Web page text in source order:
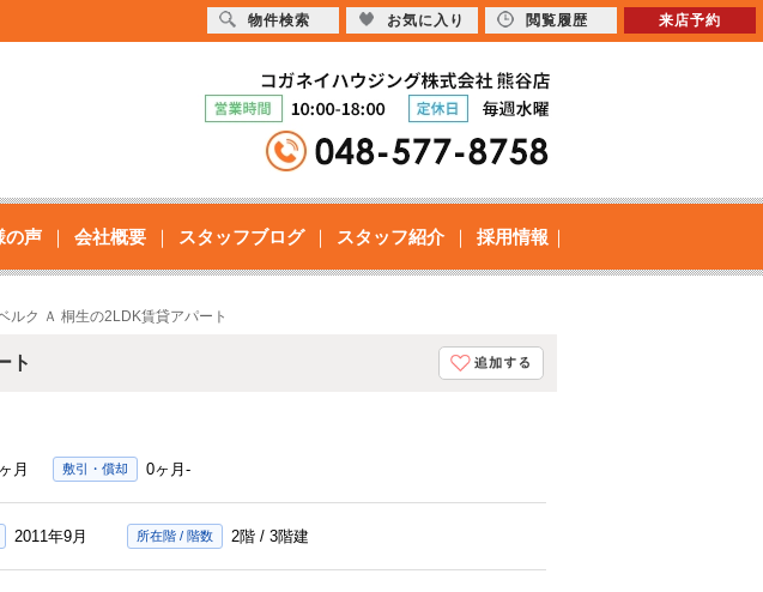
の声 会社概要 スタッフブログ スタッフ紹介 採用情報
ルク Ａ 桐生の2LDK賃貸アパート
ト
月 敷引・償却 0ヶ月-
2011年9月 所在階 / 階数 2階 / 3階建
物件検索 お気に入り 閲覧履歴 来店予約